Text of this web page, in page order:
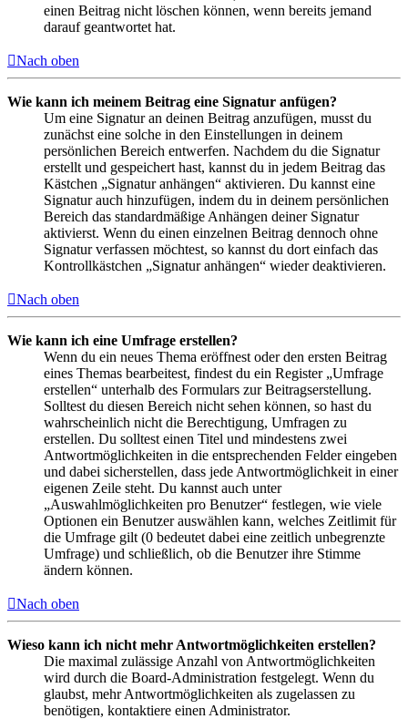
einen Beitrag nicht löschen können, wenn bereits jemand
darauf geantwortet hat.
Nach oben
Wie kann ich meinem Beitrag eine Signatur anfügen?
Um eine Signatur an deinen Beitrag anzufügen, musst du
zunächst eine solche in den Einstellungen in deinem
persönlichen Bereich entwerfen. Nachdem du die Signatur
erstellt und gespeichert hast, kannst du in jedem Beitrag das
Kästchen „Signatur anhängen“ aktivieren. Du kannst eine
Signatur auch hinzufügen, indem du in deinem persönlichen
Bereich das standardmäßige Anhängen deiner Signatur
aktivierst. Wenn du einen einzelnen Beitrag dennoch ohne
Signatur verfassen möchtest, so kannst du dort einfach das
Kontrollkästchen „Signatur anhängen“ wieder deaktivieren.
Nach oben
Wie kann ich eine Umfrage erstellen?
Wenn du ein neues Thema eröffnest oder den ersten Beitrag
eines Themas bearbeitest, findest du ein Register „Umfrage
erstellen“ unterhalb des Formulars zur Beitragserstellung.
Solltest du diesen Bereich nicht sehen können, so hast du
wahrscheinlich nicht die Berechtigung, Umfragen zu
erstellen. Du solltest einen Titel und mindestens zwei
Antwortmöglichkeiten in die entsprechenden Felder eingeben
und dabei sicherstellen, dass jede Antwortmöglichkeit in einer
eigenen Zeile steht. Du kannst auch unter
„Auswahlmöglichkeiten pro Benutzer“ festlegen, wie viele
Optionen ein Benutzer auswählen kann, welches Zeitlimit für
die Umfrage gilt (0 bedeutet dabei eine zeitlich unbegrenzte
Umfrage) und schließlich, ob die Benutzer ihre Stimme
ändern können.
Nach oben
Wieso kann ich nicht mehr Antwortmöglichkeiten erstellen?
Die maximal zulässige Anzahl von Antwortmöglichkeiten
wird durch die Board-Administration festgelegt. Wenn du
glaubst, mehr Antwortmöglichkeiten als zugelassen zu
benötigen, kontaktiere einen Administrator.